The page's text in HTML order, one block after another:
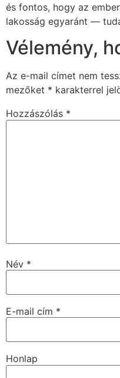
és fontos, hogy az
lakosság egyaránt —
Vélemény,
Az e-mail címet nem
mezőket * karakterrel
Hozzászólás *
Név *
E-mail cím *
Honlap